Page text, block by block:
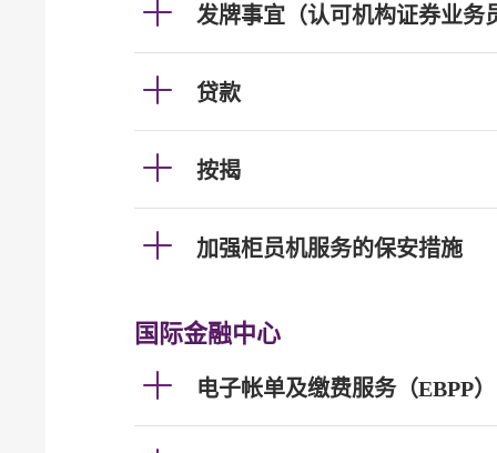
发牌事宜（认可机构证券业务
贷款
按揭
加强柜员机服务的保安措施
国际金融中心
电子帐单及缴费服务（EBPP）